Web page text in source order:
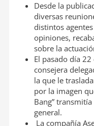
Desde la
diversas
distintos
opiniones,
sobre la
El pasado día
consejera
la que le
por la imagen
Bang”
general.
La compañía